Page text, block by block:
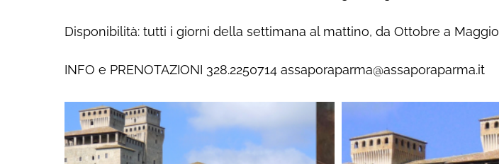
Disponibilità: tutti i giorni della settimana al mattino, da Ottobre a Maggio
INFO e PRENOTAZIONI 328.2250714 assaporaparma@assaporaparma.it